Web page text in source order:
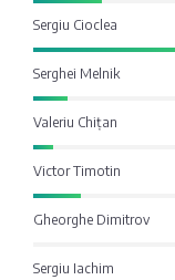
Moldindconbank
OTP Bank
ProCredit Bank
Victoriabank
Sergiu Cioclea
Serghei Melnik
Valeriu Chițan
Victor Timotin
Gheorghe Dimitrov
Sergiu Iachim